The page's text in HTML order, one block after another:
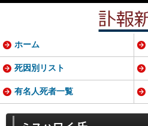
ホーム
死因別リスト
有名人死者一覧